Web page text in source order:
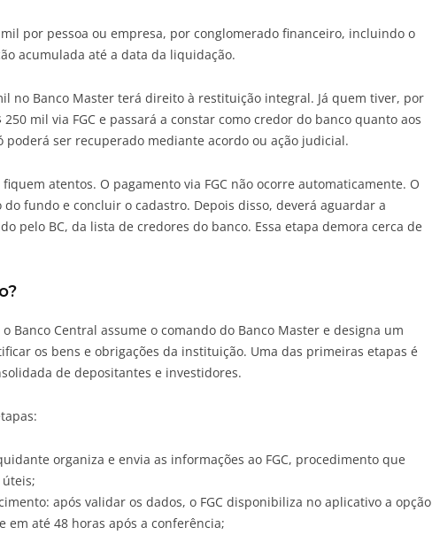
por pessoa ou empresa, por conglomerado financeiro, incluindo o
acumulada até a data da liquidação.
no Banco Master terá direito à restituição integral. Já quem tiver, por
mil via FGC e passará a constar como credor do banco quanto aos
poderá ser recuperado mediante acordo ou ação judicial.
atentos. O pagamento via FGC não ocorre automaticamente. O
fundo e concluir o cadastro. Depois disso, deverá aguardar a
pelo BC, da lista de credores do banco. Essa etapa demora cerca de
Banco Central assume o comando do Banco Master e designa um
os bens e obrigações da instituição. Uma das primeiras etapas é
de depositantes e investidores.
organiza e envia as informações ao FGC, procedimento que
após validar os dados, o FGC disponibiliza no aplicativo a opção
em até 48 horas após a conferência;